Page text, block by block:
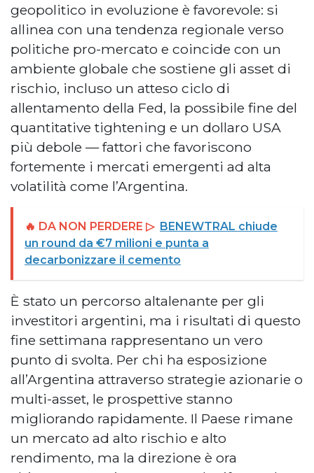
geopolitico in evoluzione è favorevole: si
allinea con una tendenza regionale verso
politiche pro-mercato e coincide con un
ambiente globale che sostiene gli asset di
rischio, incluso un atteso ciclo di
allentamento della Fed, la possibile fine del
quantitative tightening e un dollaro USA
più debole — fattori che favoriscono
fortemente i mercati emergenti ad alta
volatilità come l’Argentina.
🔥 DA NON PERDERE ▷ BENEWTRAL chiude
un round da €7 milioni e punta a
decarbonizzare il cemento
È stato un percorso altalenante per gli
investitori argentini, ma i risultati di questo
fine settimana rappresentano un vero
punto di svolta. Per chi ha esposizione
all’Argentina attraverso strategie azionarie o
multi-asset, le prospettive stanno
migliorando rapidamente. Il Paese rimane
un mercato ad alto rischio e alto
rendimento, ma la direzione è ora